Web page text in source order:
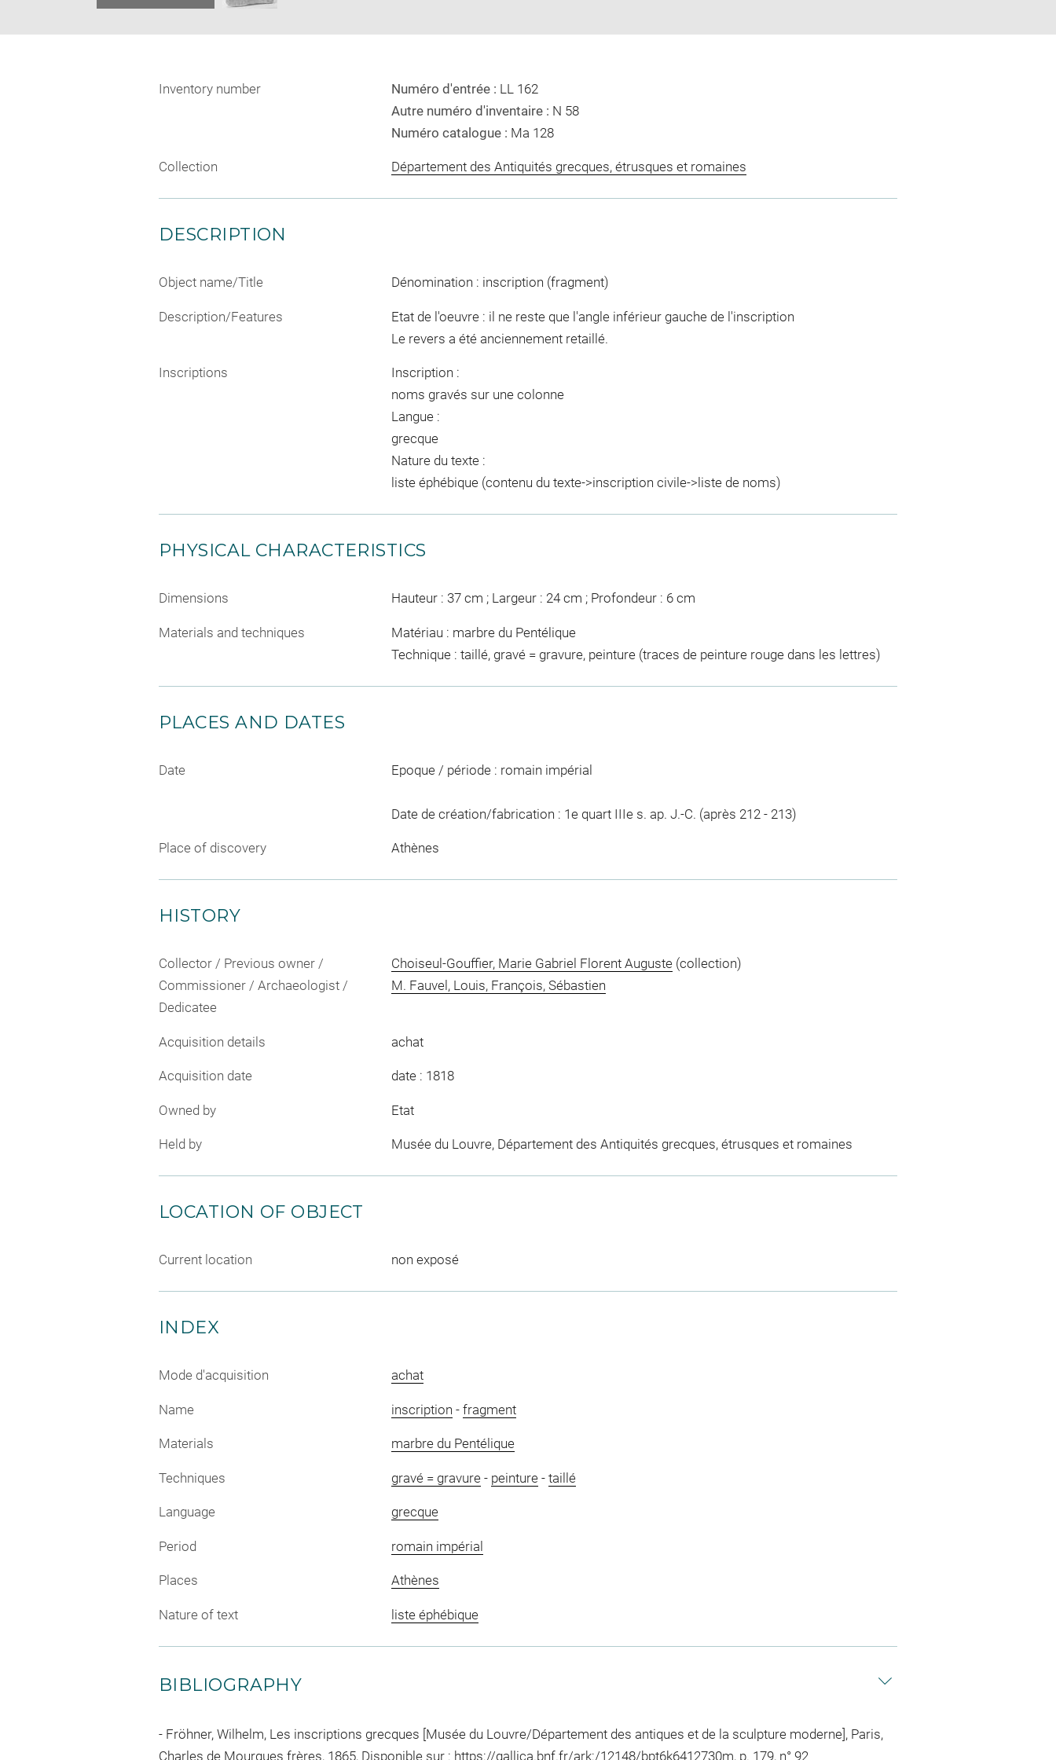
Inventory number Numéro d'entrée : LL 162
Autre numéro d'inventaire : N 58
Numéro catalogue : Ma 128
Collection Département des Antiquités grecques, étrusques et romaines
DESCRIPTION
Object name/Title Dénomination : inscription (fragment)
Description/Features
Etat de l'oeuvre : il ne reste que l'angle inférieur gauche de l'inscription
Le revers a été anciennement retaillé.
Inscriptions
Inscription :
noms gravés sur une colonne
Langue :
grecque
Nature du texte :
liste éphébique (contenu du texte->inscription civile->liste de noms)
PHYSICAL CHARACTERISTICS
Dimensions Hauteur : 37 cm ; Largeur : 24 cm ; Profondeur : 6 cm
Materials and techniques
Matériau : marbre du Pentélique
Technique : taillé, gravé = gravure, peinture (traces de peinture rouge dans les lettres)
PLACES AND DATES
Date Epoque / période : romain impérial
Date de création/fabrication : 1e quart IIIe s. ap. J.-C. (après 212 - 213)
Place of discovery Athènes
HISTORY
Collector / Previous owner /
Commissioner / Archaeologist /
Dedicatee
Choiseul-Gouffier, Marie Gabriel Florent Auguste(collection)
M. Fauvel, Louis, François, Sébastien
Acquisition details achat
Acquisition date date : 1818
Owned by Etat
Held by Musée du Louvre, Département des Antiquités grecques, étrusques et romaines
LOCATION OF OBJECT
Current location non exposé
INDEX
Mode d'acquisition achat
Name inscription - fragment
Materials marbre du Pentélique
Techniques gravé = gravure- peinture- taillé
Language grecque
Period romain impérial
Places Athènes
Nature of text liste éphébique
BIBLIOGRAPHY
Fröhner, Wilhelm, Les inscriptions grecques [Musée du Louvre/Département des antiques et de la sculpture moderne], Paris,
Charles de Mourgues frères, 1865, Disponible sur : https://gallica.bnf.fr/ark:/12148/bpt6k6412730m, p. 179, n° 92